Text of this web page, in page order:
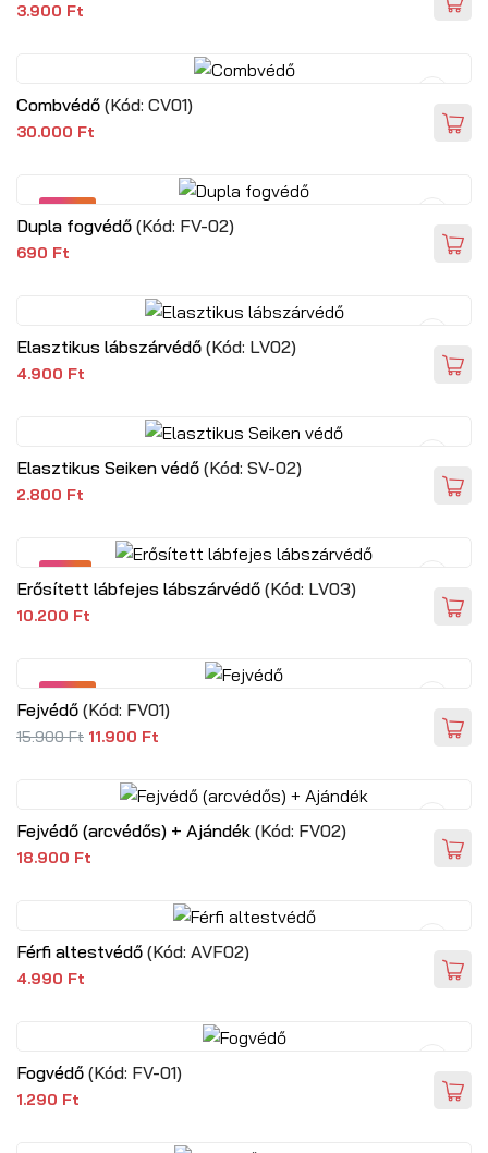
3.900 Ft
Combvédő (Kód: CV01)
30.000 Ft
Dupla fogvédő (Kód: FV-02)
690 Ft
Elasztikus lábszárvédő (Kód: LV02)
4.900 Ft
Elasztikus Seiken védő (Kód: SV-02)
2.800 Ft
Erősített lábfejes lábszárvédő (Kód: LV03)
10.200 Ft
Fejvédő (Kód: FV01)
15.900 Ft 11.900 Ft
Fejvédő (arcvédős) + Ajándék (Kód: FV02)
18.900 Ft
Férfi altestvédő (Kód: AVF02)
4.990 Ft
Fogvédő (Kód: FV-01)
1.290 Ft